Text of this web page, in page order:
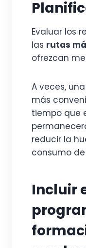
Evaluar los
las rutas
ofrezcan
A veces,
más
tiempo que
reducir la
consumo
Incluir